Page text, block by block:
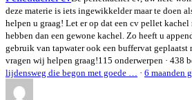
deze materie is iets ingewikkelder maar te doen
helpen u graag! Let er op dat een cv pellet kachel
hebben dan een gewone kachel. Zo heeft u
gebruik van tapwater ook een buffervat geplaatst
vragen wij helpen graag!115 onderwerpen · 438
lijdensweg die begon met goede … · 6 maanden